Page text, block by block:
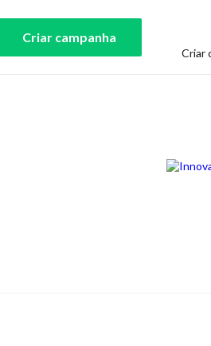
Criar campanha
Criar